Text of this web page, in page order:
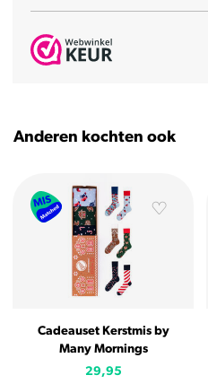
Anderen kochten ook
Cadeauset Kerstmis by
Many Mornings
29,95